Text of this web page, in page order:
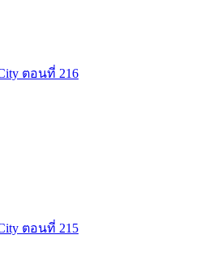
ตอนที่ 216
ตอนที่ 215